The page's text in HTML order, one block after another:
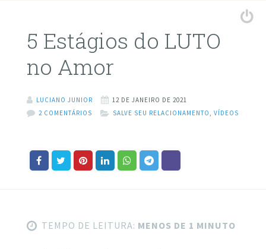
5 Estágios do LUTO
no Amor
LUCIANO JUNIOR
12 DE JANEIRO DE 2021
2 COMENTÁRIOS
SALVE SEU RELACIONAMENTO VÍDEOS
TEMPO DE LEITURA: MENOS DE 1 MINUTO